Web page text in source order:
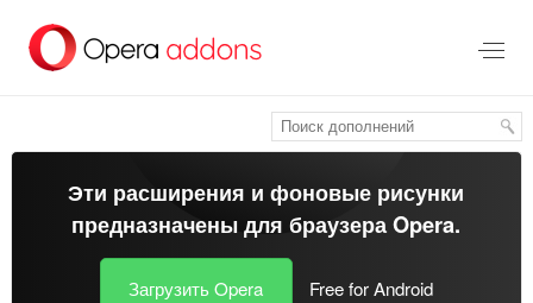
перейти
Эти расширения и фоновые рисунки
предназначены длябраузера Opera.
Загрузить Opera Free for Android